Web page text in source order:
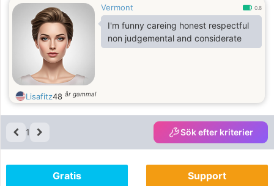
Vermont 0.8
I'm funny careing honest respectful
non judgemental and considerate
Lisafitz48 år gammal
1 Sök efter kriterier
Gratis Support